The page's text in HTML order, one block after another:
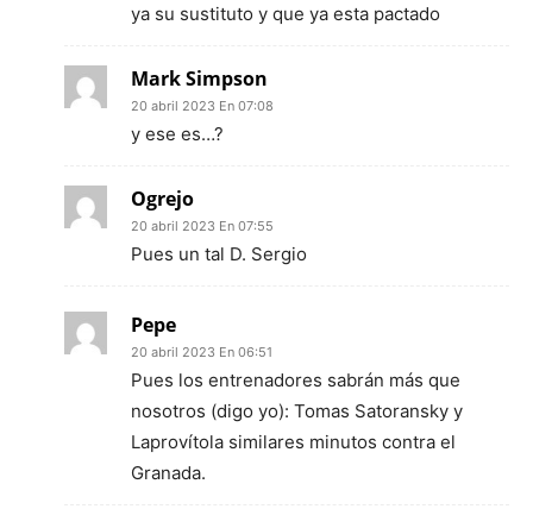
ya su sustituto y que ya esta pactado
Mark Simpson
20 abril 2023 En 07:08
y ese es…?
Ogrejo
20 abril 2023 En 07:55
Pues un tal D. Sergio
Pepe
20 abril 2023 En 06:51
Pues los entrenadores sabrán más que
nosotros (digo yo): Tomas Satoransky y
Laprovítola similares minutos contra el
Granada.